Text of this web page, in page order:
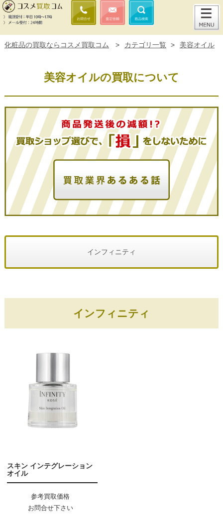
化粧品の買取ならコスメ買取コム > カテゴリ一覧 > 美容オイル
美容オイルの買取について
インフィニティ
インフィニティ
スキン インテグレーション
オイル
参考買取価格
お問合せ下さい